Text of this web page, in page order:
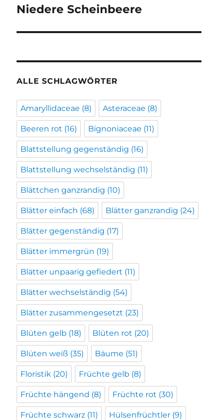
Nächster
Niedere Scheinbeere
ALLE SCHLAGWÖRTER
Amaryllidaceae (8) Asteraceae (8)
Beeren rot (16) Bignoniaceae (11)
Blattstellung gegenständig (16)
Blattstellung wechselständig (11)
Blättchen ganzrandig (10)
Blätter einfach (68) Blätter ganzrandig (24)
Blätter gegenständig (17)
Blätter immergrün (19)
Blätter unpaarig gefiedert (11)
Blätter wechselständig (54)
Blätter zusammengesetzt (23)
Blüten gelb (18) Blüten rot (20)
Blüten weiß (35) Bäume (51)
Floristik (20) Früchte gelb (8)
Früchte hängend (8) Früchte rot (30)
Früchte schwarz (11) Hülsenfrüchtler (9)